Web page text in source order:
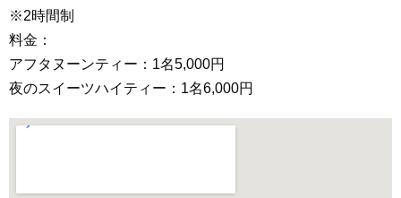
※2時間制
料金：
アフタヌーンティー：1名5,000円
夜のスイーツハイティー：1名6,000円